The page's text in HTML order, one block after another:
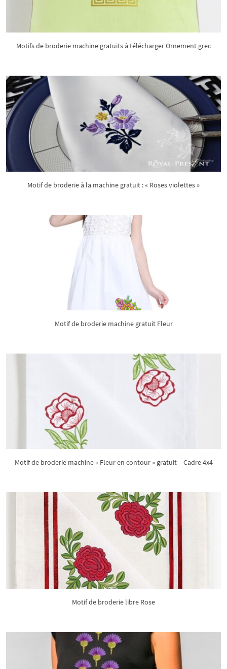
Motifs de broderie machine gratuits à télécharger Ornement grec
Motif de broderie à la machine gratuit : « Roses violettes »
Motif de broderie machine gratuit Fleur
Motif de broderie machine « Fleur en contour » gratuit – Cadre 4x4
Motif de broderie libre Rose